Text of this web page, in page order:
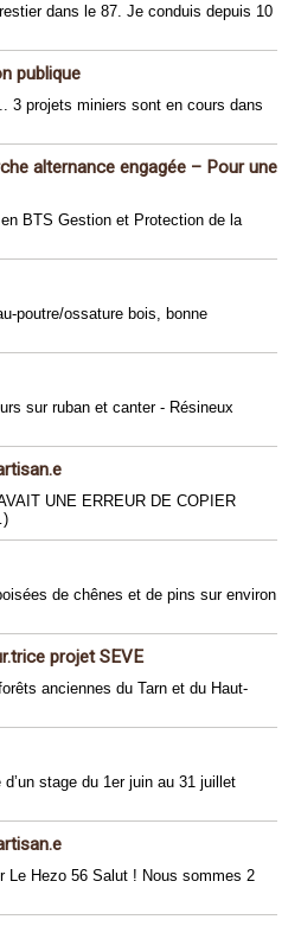
dans le 87. Je conduis depuis 10
publique
3 projets miniers sont en cours dans
alternance engagée – Pour une
BTS Gestion et Protection de la
poutre/ossature bois, bonne
sur ruban et canter - Résineux
UNE ERREUR DE COPIER
de chênes et de pins sur environ
projet SEVE
anciennes du Tarn et du Haut-
stage du 1er juin au 31 juillet
Le Hezo 56 Salut ! Nous sommes 2